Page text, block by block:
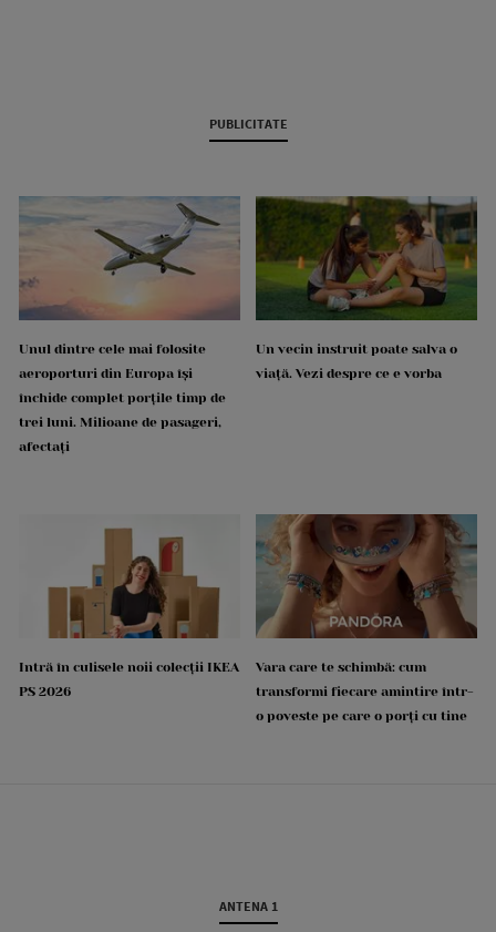
PUBLICITATE
Unul dintre cele mai folosite
aeroporturi din Europa își
închide complet porțile timp de
trei luni. Milioane de pasageri,
afectați
Un vecin instruit poate salva o
viață. Vezi despre ce e vorba
Intră în culisele noii colecții IKEA
PS 2026
Vara care te schimbă: cum
transformi fiecare amintire într-
o poveste pe care o porți cu tine
ANTENA 1